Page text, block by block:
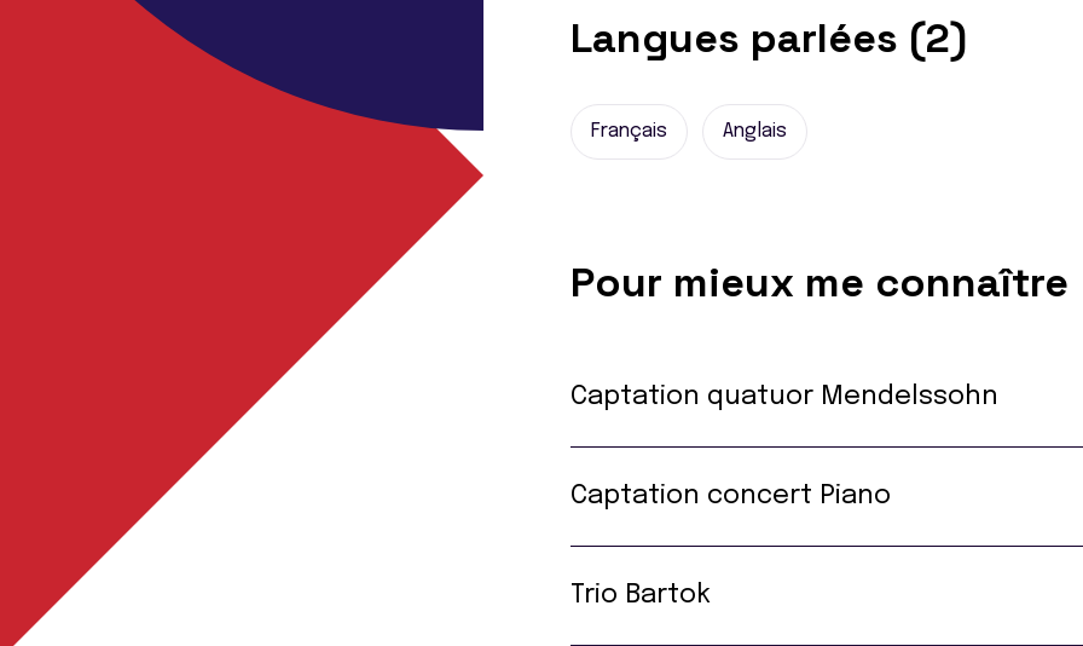
Langues parlées (2)
Français Anglais
Pour mieux me connaître
Captation quatuor Mendelssohn
Captation concert Piano
Trio Bartok